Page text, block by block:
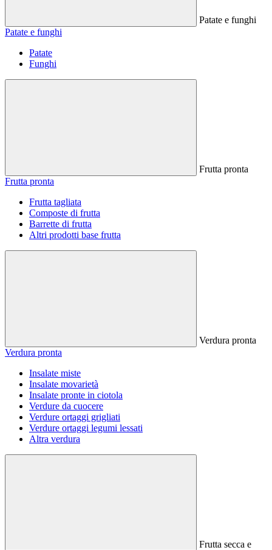
Patate e funghi
Patate e funghi
Patate
Funghi
Frutta pronta
Frutta pronta
Frutta tagliata
Composte di frutta
Barrette di frutta
Altri prodotti base frutta
Verdura pronta
Verdura pronta
Insalate miste
Insalate movarietà
Insalate pronte in ciotola
Verdure da cuocere
Verdure ortaggi grigliati
Verdure ortaggi legumi lessati
Altra verdura
Frutta secca e